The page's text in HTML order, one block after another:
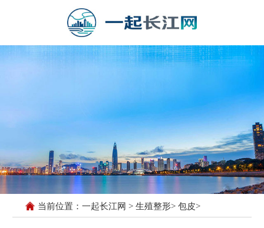
当前位置： 一起长江网 > 生殖整形> 包皮>